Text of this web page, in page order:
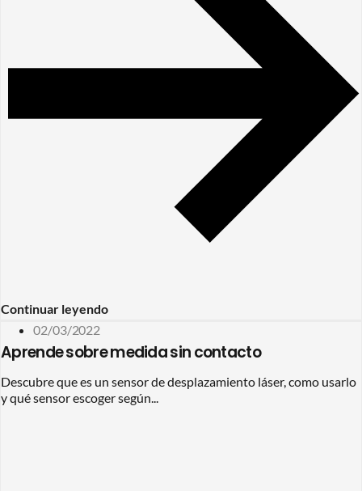
Continuar leyendo
02/03/2022
Aprende sobre medida sin contacto
Descubre que es un sensor de desplazamiento láser, como usarlo
y qué sensor escoger según...